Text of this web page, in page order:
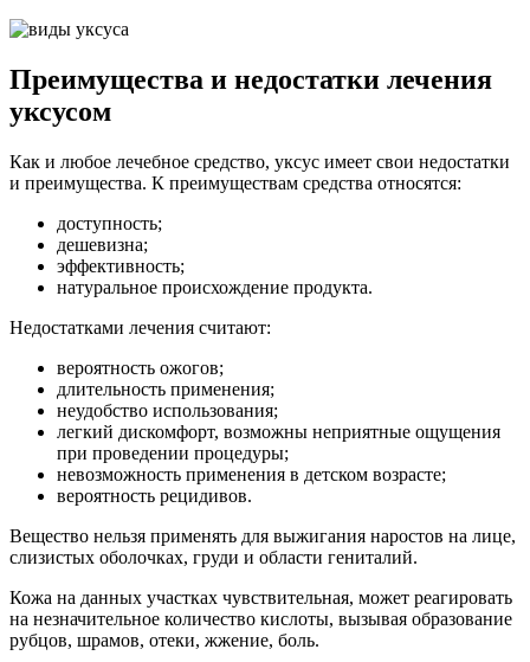
Преимущества и недостатки лечения
уксусом
Как и любое лечебное средство, уксус имеет свои недостатки
и преимущества. К преимуществам средства относятся:
доступность;
дешевизна;
эффективность;
натуральное происхождение продукта.
Недостатками лечения считают:
вероятность ожогов;
длительность применения;
неудобство использования;
легкий дискомфорт, возможны неприятные ощущения
при проведении процедуры;
невозможность применения в детском возрасте;
вероятность рецидивов.
Вещество нельзя применять для выжигания наростов на лице,
слизистых оболочках, груди и области гениталий.
Кожа на данных участках чувствительная, может реагировать
на незначительное количество кислоты, вызывая образование
рубцов, шрамов, отеки, жжение, боль.